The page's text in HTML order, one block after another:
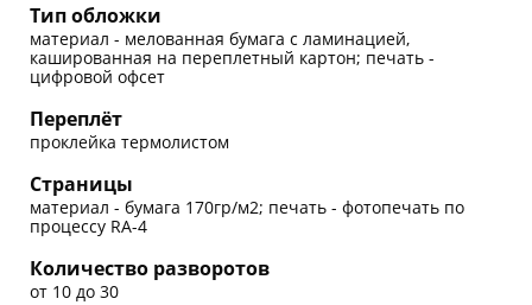
Тип обложки
материал - мелованная бумага с ламинацией,
кашированная на переплетный картон; печать -
цифровой офсет
Переплёт
проклейка термолистом
Страницы
материал - бумага 170гр/м2; печать - фотопечать по
процессу RA-4
Количество разворотов
от 10 до 30